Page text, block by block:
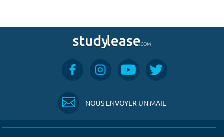
NOUS ENVOYER UN MAIL